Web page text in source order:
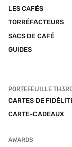
LES CAFÉS
TORRÉFACTEURS
SACS DE CAFÉ
GUIDES
PORTEFEUILLE
CARTES DE
CARTE-CADEAUX
AWARDS